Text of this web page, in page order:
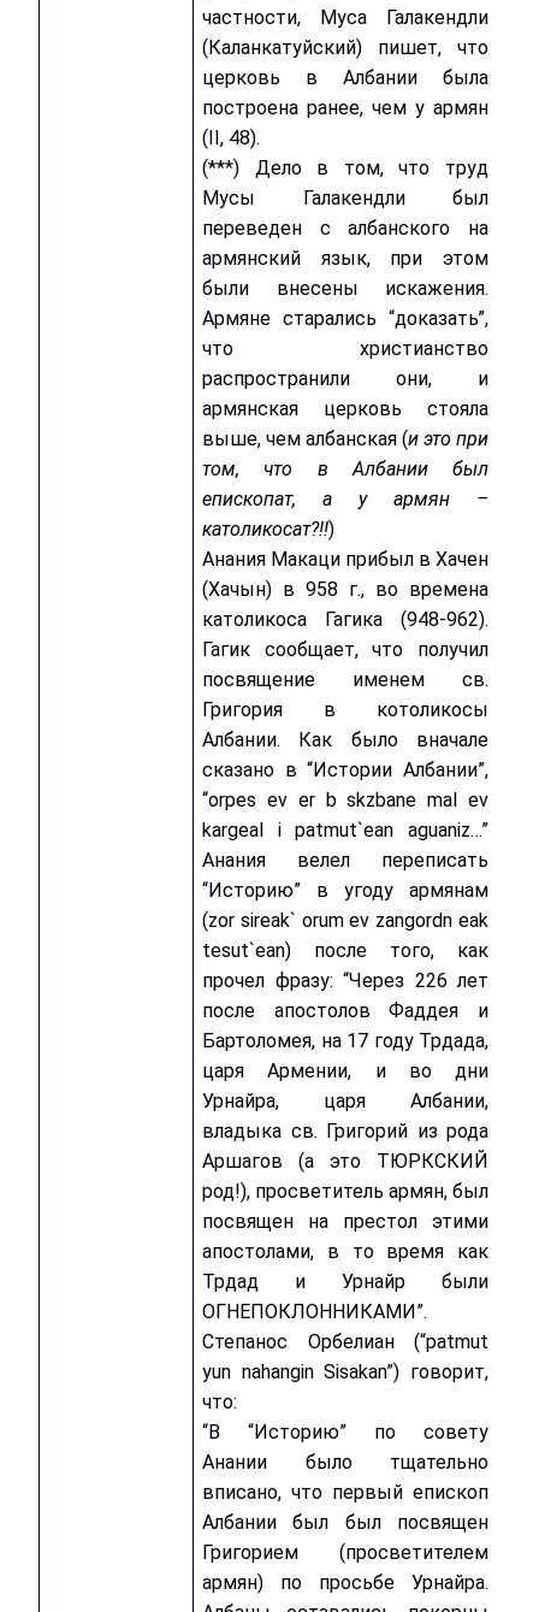
частности, Муса Галакендли
(Каланкатуйский) пишет, что
церковь в Албании была
построена ранее, чем у армян
(II, 48).
(***) Дело в том, что труд
Мусы Галакендли был
переведен с албанского на
армянский язык, при этом
были внесены искажения.
Армяне старались “доказать”,
что христианство
распространили они, и
армянская церковь стояла
выше, чем албанская (и это при
том, что в Албании был
епископат, а у армян –
католикосат?!!)
Анания Макаци прибыл в Хачен
(Хачын) в 958 г., во времена
католикоса Гагика (948-962).
Гагик сообщает, что получил
посвящение именем св.
Григория в котоликосы
Албании. Как было вначале
сказано в “Истории Албании”,
“orpes ev er b skzbane mal ev
kargeal i patmut`ean aguaniz…”
Анания велел переписать
“Историю” в угоду армянам
(zor sireak` orum ev zangordn eak
tesut`ean) после того, как
прочел фразу: “Через 226 лет
после апостолов Фаддея и
Бартоломея, на 17 году Трдада,
царя Армении, и во дни
Урнайра, царя Албании,
владыка св. Григорий из рода
Аршагов (а это ТЮРКСКИЙ
род!), просветитель армян, был
посвящен на престол этими
апостолами, в то время как
Трдад и Урнайр были
ОГНЕПОКЛОННИКАМИ”.
Степанос Орбелиан (“patmut
yun nahangin Sisakan”) говорит,
что:
“В “Историю” по совету
Анании было тщательно
вписано, что первый епископ
Албании был был посвящен
Григорием (просветителем
армян) по просьбе Урнайра.